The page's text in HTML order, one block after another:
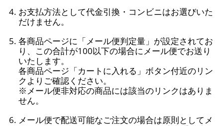
お支払方法として代金引換・コンビニはお選びいた
だけません。
各商品ページに「メール便判定量」が設定されてお
り、この合計が100以下の場合にメール便でお送り
いたします。
各商品ページ「カートに入れる」ボタン付近のリン
クよりご確認ください。
※メール便非対応の商品には該当のリンクはありま
せん。
メール便で配送可能なご注文の場合は原則としてメ